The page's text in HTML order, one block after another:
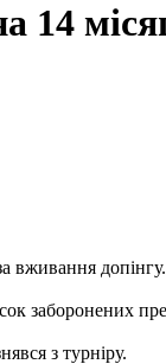
14
вживання допінгу.
заборонених
з турніру.